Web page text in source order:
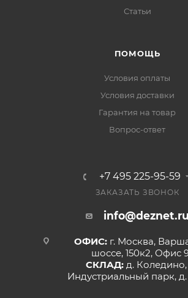
Статьи
ПОМОЩЬ
Условия оплаты
Условия доставки
Гарантия на товар
Вопрос-ответ
+7 495 225-95-59
ЗАКАЗАТЬ ЗВОНОК
info@deznet.ru
ОФИС: г. Москва,
шоссе, 150к2, Офис
СКЛАД: д. Коледино,
Индустриальный парк, д.